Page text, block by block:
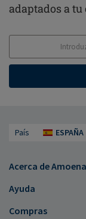
adaptados a
País ESPAÑA
Acerca de Amoena
Ayuda
Compras